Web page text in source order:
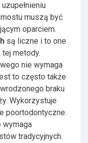
muszą być
oparciem.
są liczne i to one
metody.
nie wymaga
to często także
braku
Wykorzystuje
poortodontyczne.
wymaga
tradycyjnych.